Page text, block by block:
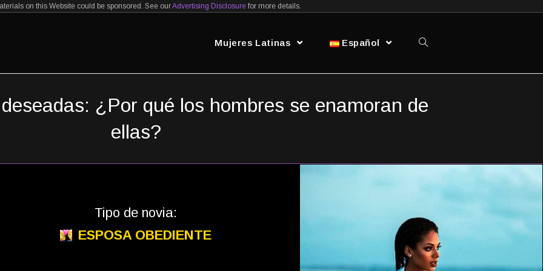
on this Website could be sponsored. See ourAdvertising Disclosurefor more details.
Mujeres Latinas Español
¿Por qué los hombres se enamoran de
ellas?
Tipo de novia:
ESPOSA OBEDIENTE
×